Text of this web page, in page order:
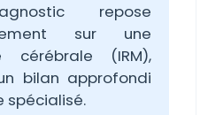
repose
sur une
cérébrale (IRM),
bilan approfondi
spécialisé.